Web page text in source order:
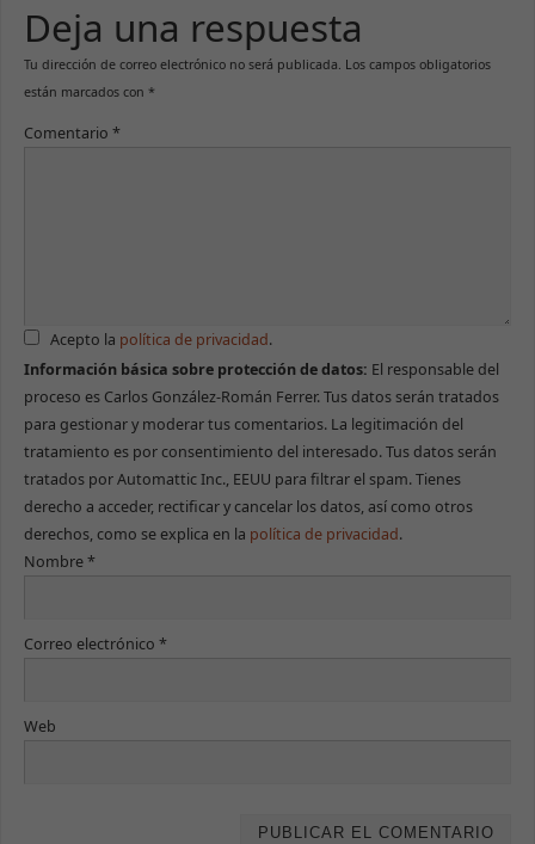
Deja una respuesta
Tu dirección de correo electrónico no será publicada. Los campos obligatorios
están marcados con *
Comentario *
Acepto la política de privacidad.
Información básica sobre protección de datos: El responsable del
proceso es Carlos González-Román Ferrer. Tus datos serán tratados
para gestionar y moderar tus comentarios. La legitimación del
tratamiento es por consentimiento del interesado. Tus datos serán
tratados por Automattic Inc., EEUU para filtrar el spam. Tienes
derecho a acceder, rectificar y cancelar los datos, así como otros
derechos, como se explica en la política de privacidad.
Nombre*
Correo electrónico *
Web
Necesarias
no son
opcionales.
Son necesarias
web funcione
correctamente.
Experiencia